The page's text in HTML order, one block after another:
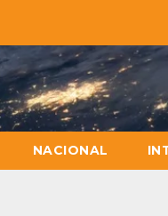
NACIONAL